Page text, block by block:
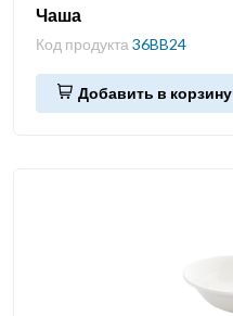
Чаша
Код продукта 36BB24
Добавить в корзину